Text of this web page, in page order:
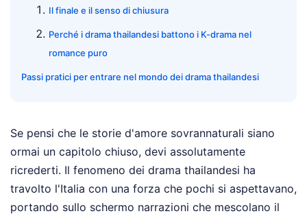
Il finale e il senso di chiusura
Perché i drama thailandesi battono i K-drama nel
romance puro
Passi pratici per entrare nel mondo dei drama thailandesi
Se pensi che le storie d'amore sovrannaturali siano
ormai un capitolo chiuso, devi assolutamente
ricrederti. Il fenomeno dei drama thailandesi ha
travolto l'Italia con una forza che pochi si aspettavano,
portando sullo schermo narrazioni che mescolano il